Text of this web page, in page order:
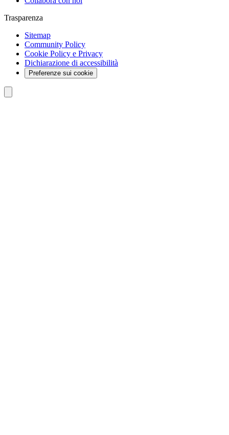
Trasparenza
Sitemap
Community Policy
Cookie Policy e Privacy
Dichiarazione di accessibilità
Preferenze sui cookie